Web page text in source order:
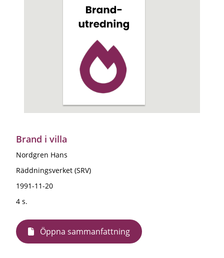
Brand i villa
Nordgren Hans
Räddningsverket (SRV)
1991-11-20
4 s.
Öppna sammanfattning